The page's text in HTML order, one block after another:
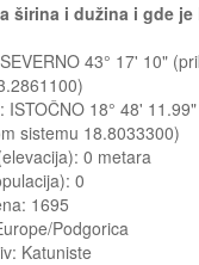
širina i dužina i gde
43° 17' 10"
ISTOČNO 18° 48'
sistemu 18.8033300)
0 metara
0
1695
Podgorica
Katuniste